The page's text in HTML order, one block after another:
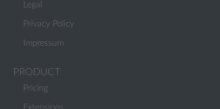
Legal
Privacy Policy
Impressum
PRODUCT
Pricing